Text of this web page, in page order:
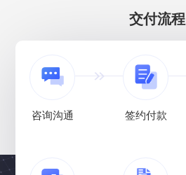
交付流程
咨询沟通 签约付款